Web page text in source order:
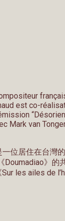
est co-
Mark van
位居住在台灣
》
Sur les ailes de